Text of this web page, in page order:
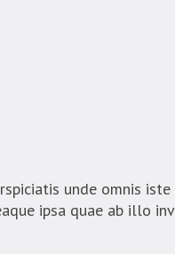
unde omnis
ipsa quae ab illo